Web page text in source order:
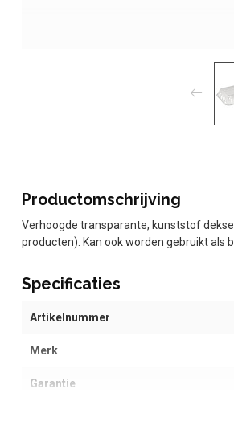
Productomschrijving
Verhoogde transparante, kunststof
producten). Kan ook worden gebruikt als
Specificaties
Artikelnummer
Merk
Garantie